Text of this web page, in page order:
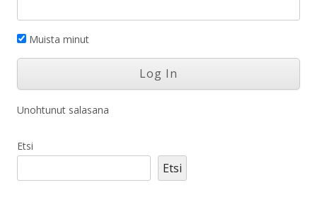
Muista minut
Unohtunut salasana
Etsi
Etsi